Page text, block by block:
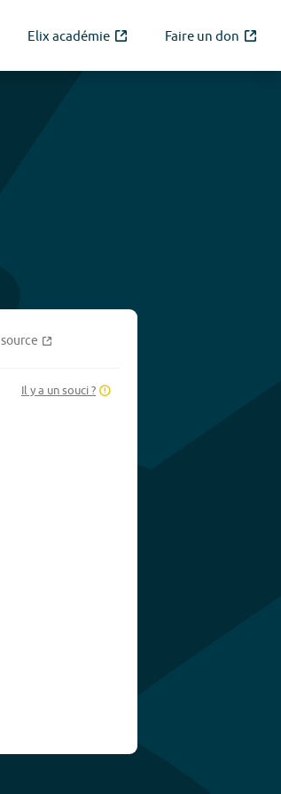
Elix académie Faire un don
source
Il y a un souci ?